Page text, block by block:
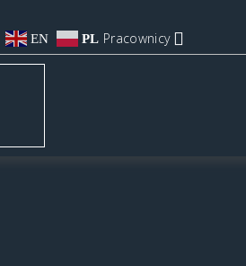
EN PL Pracownicy